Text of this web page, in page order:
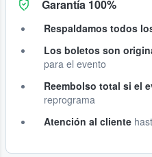
Garantía 100%
Respaldamos todos
Los boletos son
para el evento
Reembolso total si el
reprograma
Atención al cliente